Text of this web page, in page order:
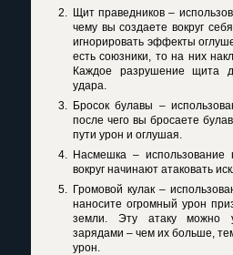
Щит праведников –
чему вы создаете вокруг
игнорировать эффекты
есть союзники, то на них
Каждое разрушение щита
удара.
Бросок булавы –
после чего вы бросаете
пути урон и оглушая.
Насмешка – использование
вокруг начинают атаковать
Громовой кулак –
наносите огромный урон
земли. Эту атаку можно
зарядами – чем их больше,
урон.